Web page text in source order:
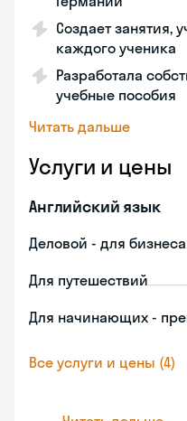
Создает занятия,
каждого ученика
Разработала
учебные пособия
Читать дальше
Услуги и цены
Английский язык
Деловой - для бизнеса
Для путешествий
Для начинающих -
Все услуги и цены (4)